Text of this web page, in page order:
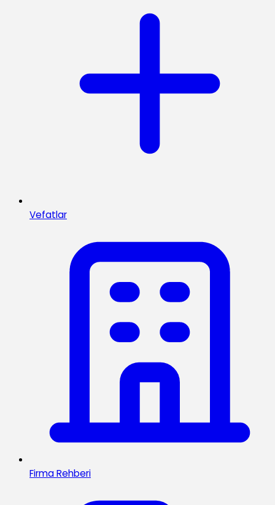
Vefatlar
Firma Rehberi